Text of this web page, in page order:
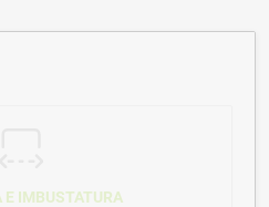
E IMBUSTATURA